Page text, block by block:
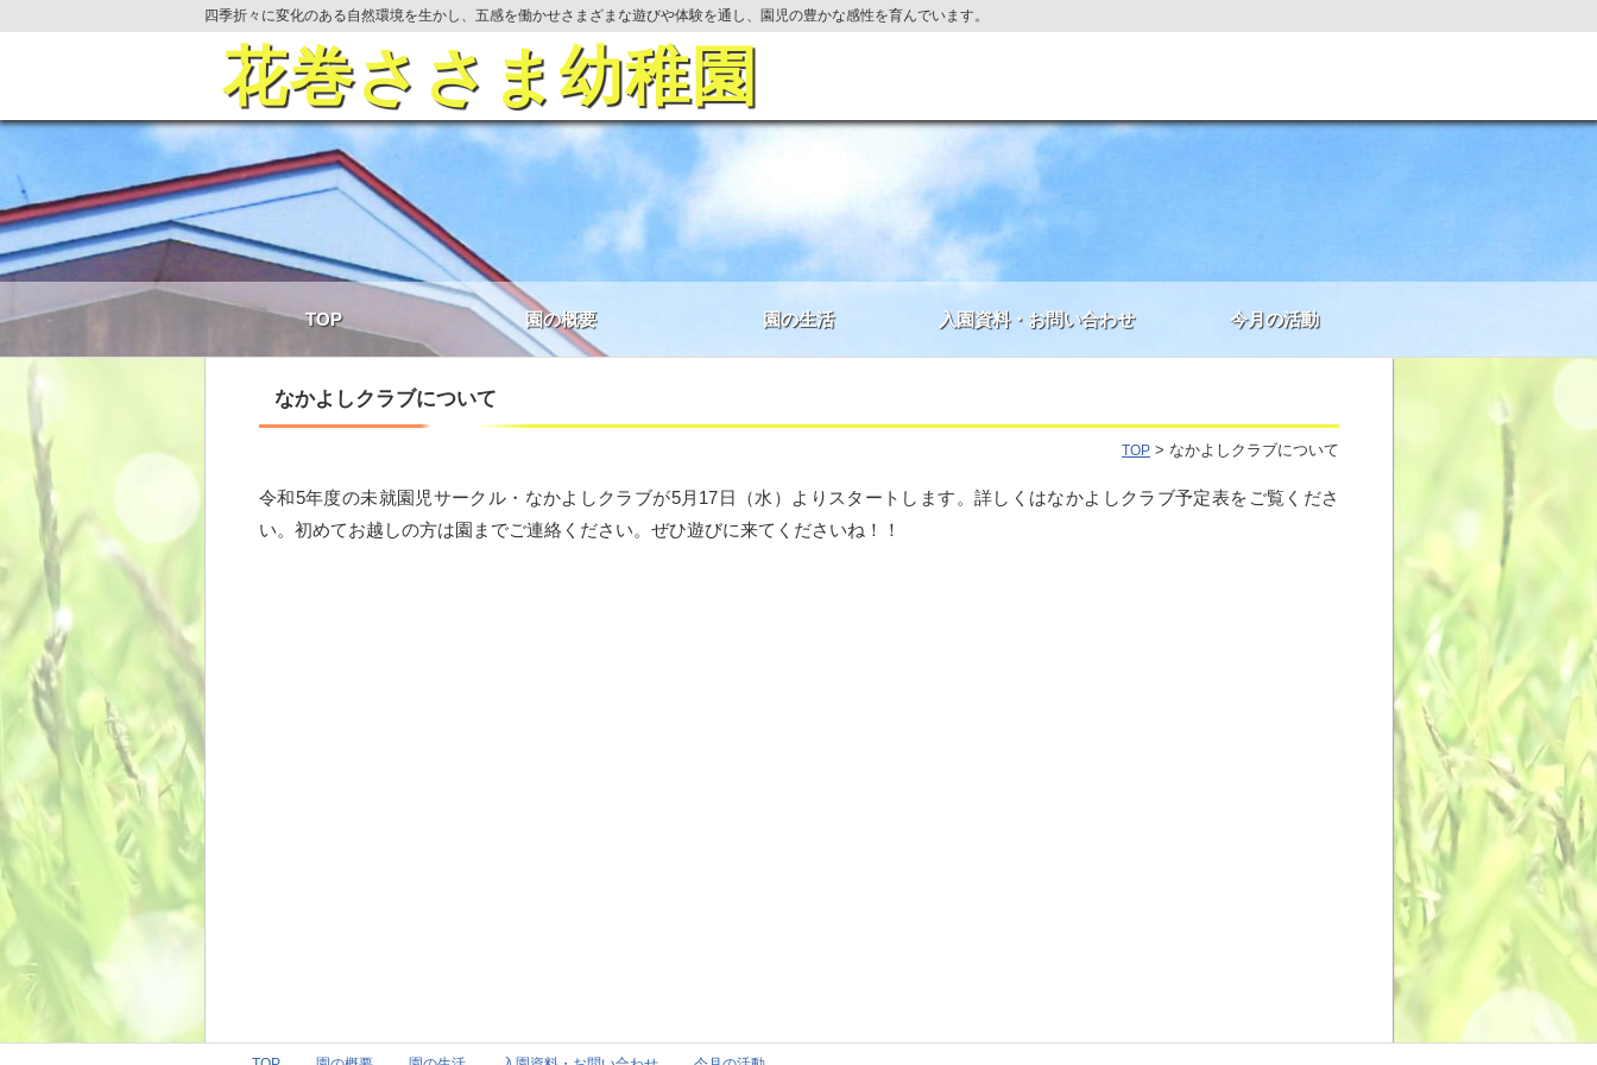
四季折々に変化のある自然環境を生かし、五感を働かせさまざまな遊びや体験を通し、園児の豊かな感性を育んでいます。
花巻ささま幼稚園
TOP 園の概要 園の生活 入園資料・お問い合わせ 今月の活動
なかよしクラブについて
TOP > なかよしクラブについて
令和5年度の未就園児サークル・なかよしクラブが5月17日（水）よりスタートします。詳しくはなかよしクラブ予定表をご覧くださ
い。初めてお越しの方は園までご連絡ください。ぜひ遊びに来てくださいね！！